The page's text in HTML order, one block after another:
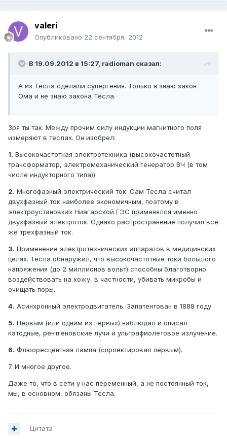
valeri
Опубликовано 22 сентября, 2012
В 19.09.2012 в 15:27, radioman сказал:
А из Тесла сделали супергения. Только я знаю закон
Ома и не знаю закона Тесла.
Зря ты так. Между прочим силу индукции магнитного поля
измеряют в теслах. Он изобрел:
1. Высокочастотная электротехника (высокочастотный
трансформатор, электромеханический генератор ВЧ (в том
числе индукторного типа)).
2. Многофазный электрический ток. Сам Тесла считал
двухфазный ток наиболее экономичным, поэтому в
электроустановках Ниагарской ГЭС применялся именно
двухфазный электроток. Однако распространение получил все
же трехфазный ток.
3. Применение электротехнических аппаратов в медицинских
целях. Тесла обнаружил, что высокочастотные токи большого
напряжения (до 2 миллионов вольт) способны благотворно
воздействовать на кожу, в частности, убивать микробы и
очищать поры.
4. Асинхронный электродвигатель. Запатентован в 1888 году.
5. Первым (или одним из первых) наблюдал и описал
катодные, рентгеновские лучи и ультрафиолетовое излучение.
6. Флюоресцентная лампа (спроектировал первым).
7. И многое другое.
Даже то, что в сети у нас переменный, а не постоянный ток,
мы, в основном, обязаны Тесла.
Цитата